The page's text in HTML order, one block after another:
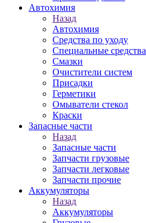
Автохимия
Назад
Автохимия
Средства по уходу
Специальные средства
Смазки
Очистители систем
Присадки
Герметики
Омыватели стекол
Краски
Запасные части
Назад
Запасные части
Запчасти грузовые
Запчасти легковые
Запчасти прочие
Аккумуляторы
Назад
Аккумуляторы